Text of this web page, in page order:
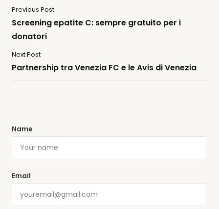
Previous Post
Screening epatite C: sempre gratuito per i
donatori
Next Post
Partnership tra Venezia FC e le Avis di Venezia
Name
Email